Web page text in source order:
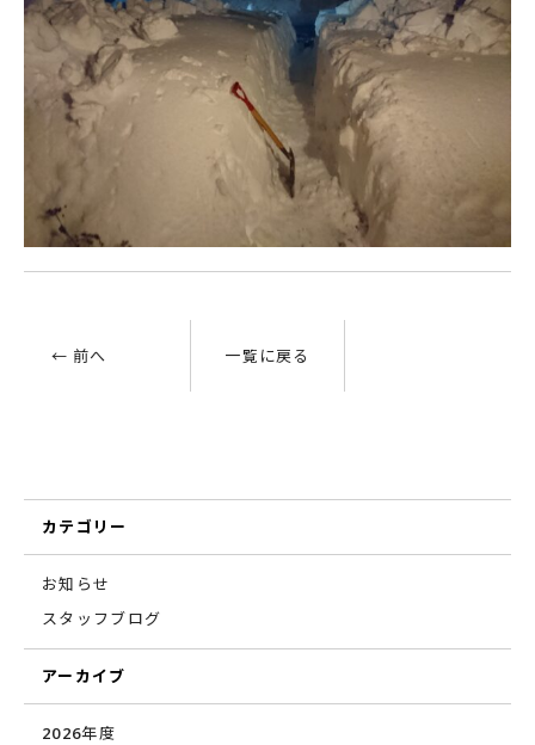
← 前へ 一覧に戻る
カテゴリー
お知らせ
スタッフブログ
アーカイブ
2026年度